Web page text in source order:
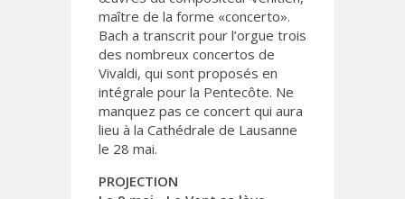
maître de la forme «concerto».
Bach a transcrit pour l’orgue trois
des nombreux concertos de
Vivaldi, qui sont proposés en
intégrale pour la Pentecôte. Ne
manquez pas ce concert qui aura
lieu à la Cathédrale de Lausanne
le 28 mai.
PROJECTION